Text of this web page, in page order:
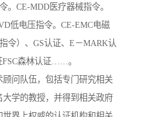
。CE-MDD医疗器械指令。
低电压指令。CE-EMC电磁
令）、GS认证、E－MARK认
FSC森林认证……。
问队伍，包括专门研究相关
学的教授，并得到相关政府